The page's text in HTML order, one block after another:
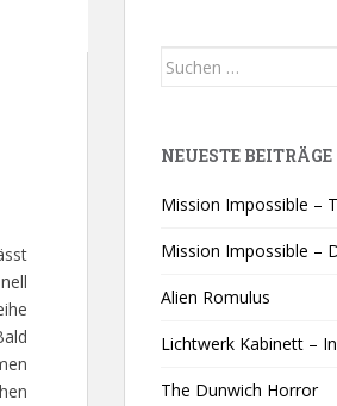
Suchen
NEUESTE BEITRÄGE
Mission Impossible –
Mission Impossible –
Alien Romulus
Lichtwerk Kabinett –
The Dunwich Horror